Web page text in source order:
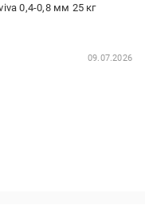
0,4-0,8 мм 25 кг
09.07.2026